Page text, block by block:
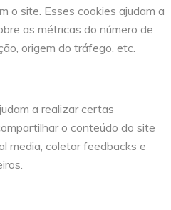
o site. Esses cookies ajudam a
as métricas do número de
origem do tráfego, etc.
a realizar certas
o conteúdo do site
media, coletar feedbacks e